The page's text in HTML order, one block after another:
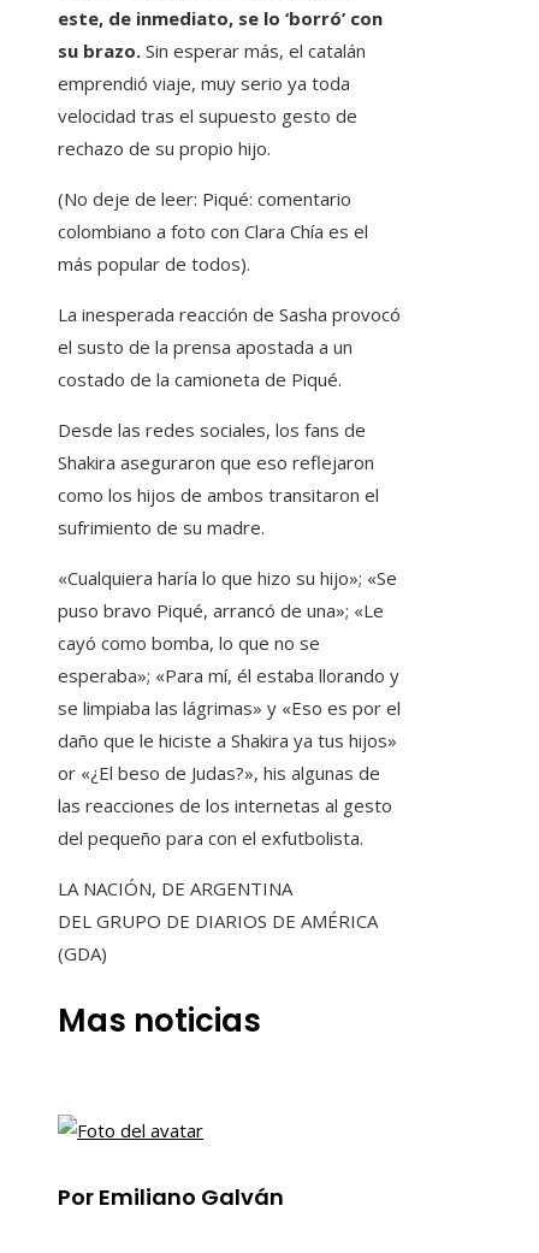
este, de inmediato, se lo ‘borró’ con
su brazo. Sin esperar más, el catalán
emprendió viaje, muy serio ya toda
velocidad tras el supuesto gesto de
rechazo de su propio hijo.
(No deje de leer: Piqué: comentario
colombiano a foto con Clara Chía es el
más popular de todos).
La inesperada reacción de Sasha provocó
el susto de la prensa apostada a un
costado de la camioneta de Piqué.
Desde las redes sociales, los fans de
Shakira aseguraron que eso reflejaron
como los hijos de ambos transitaron el
sufrimiento de su madre.
«Cualquiera haría lo que hizo su hijo»; «Se
puso bravo Piqué, arrancó de una»; «Le
cayó como bomba, lo que no se
esperaba»; «Para mí, él estaba llorando y
se limpiaba las lágrimas» y «Eso es por el
daño que le hiciste a Shakira ya tus hijos»
or «¿El beso de Judas?», his algunas de
las reacciones de los internetas al gesto
del pequeño para con el exfutbolista.
LA NACIÓN, DE ARGENTINA
DEL GRUPO DE DIARIOS DE AMÉRICA
(GDA)
Mas noticias
Por Emiliano Galván